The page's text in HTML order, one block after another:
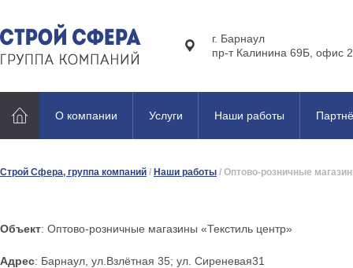
г. Барнаул
пр-т Калинина 69Б, офис 2
О компании Услуги Наши работы
Строй Сфера, группа компаний / Наши работы / Оптово-розничные
Объект: Оптово-розничные магазины «Текстиль центр»
Адрес: Барнаул, ул.Взлётная 35; ул. Сиреневая31